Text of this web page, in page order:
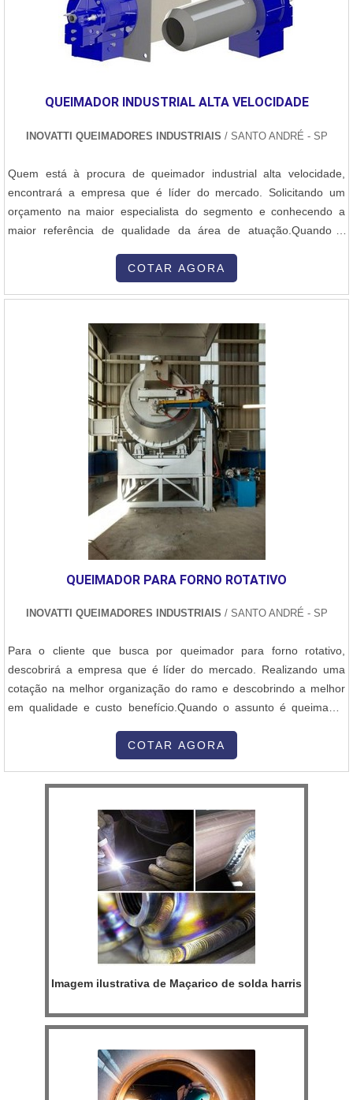
QUEIMADOR INDUSTRIAL ALTA VELOCIDADE
INOVATTI QUEIMADORES INDUSTRIAIS / SANTO ANDRÉ - SP
Quem está à procura de queimador industrial alta velocidade,
encontrará a empresa que é líder do mercado. Solicitando um
orçamento na maior especialista do segmento e conhecendo a
maior referência de qualidade da área de atuação.Quando a
colaboradores da Inovatti Queimadores Industriais o cliente
encontrará ótima qualidade com atendimento a indústrias de
COTAR AGORA
QUEIMADOR PARA FORNO ROTATIVO
INOVATTI QUEIMADORES INDUSTRIAIS / SANTO ANDRÉ - SP
Para o cliente que busca por queimador para forno rotativo,
descobrirá a empresa que é líder do mercado. Realizando uma
cotação na melhor organização do ramo e descobrindo a melhor
em qualidade e custo benefício.Quando o assunto é queimador
encontrar proteção com soluções para estufas, fornos e
FORNO ROTATIVOA Inovatti Queimad...
COTAR AGORA
Imagem ilustrativa de Maçarico de solda harris